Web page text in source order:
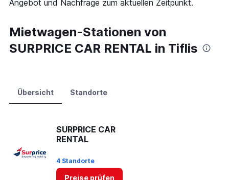
Range:
to
75.
Angebot und Nachfrage zum aktuellen Zeitpunkt.
Mietwagen-Stationen von
SURPRICE CAR RENTAL in Tiflis
Übersicht Standorte
SURPRICE CAR
RENTAL
4 Standorte
Preise prüfen